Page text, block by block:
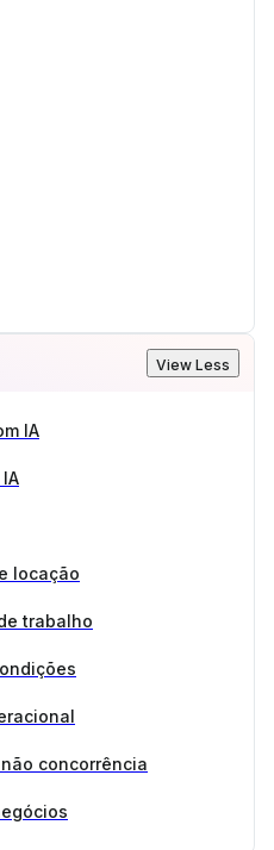
View Less
IA
locação
trabalho
concorrência